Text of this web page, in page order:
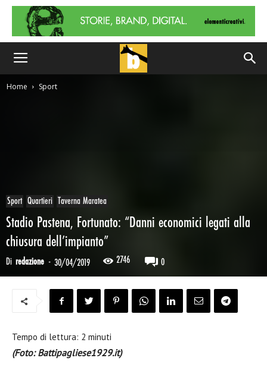
Home Sport
Sport Quartieri Taverna Maratea
Stadio Pastena, Fortunato: “Danni economici legati alla
chiusura dell’impianto”
Di redazione - 30/04/2019 2746 0
Tempo di lettura: 2 minuti
(Foto: Battipagliese1929.it)